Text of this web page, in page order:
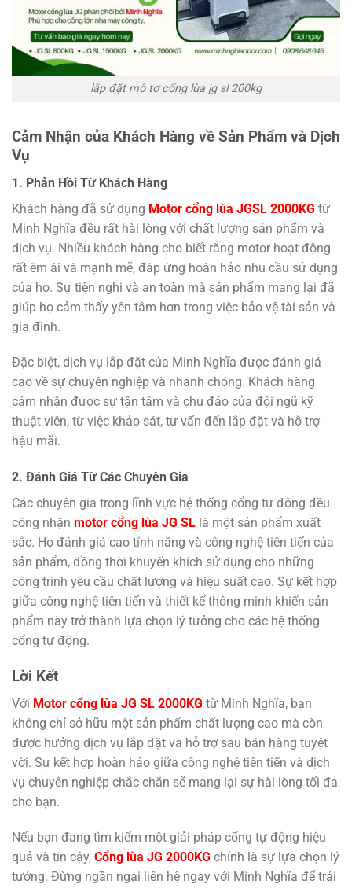
lắp đặt mô tơ cổng lùa jg sl 200kg
Cảm Nhận của Khách Hàng về Sản Phẩm và Dịch
Vụ
1. Phản Hồi Từ Khách Hàng
Khách hàng đã sử dụng Motor cổng lùa JGSL 2000KG từ
Minh Nghĩa đều rất hài lòng với chất lượng sản phẩm và
dịch vụ. Nhiều khách hàng cho biết rằng motor hoạt động
rất êm ái và mạnh mẽ, đáp ứng hoàn hảo nhu cầu sử dụng
của họ. Sự tiện nghi và an toàn mà sản phẩm mang lại đã
giúp họ cảm thấy yên tâm hơn trong việc bảo vệ tài sản và
gia đình.
Đặc biệt, dịch vụ lắp đặt của Minh Nghĩa được đánh giá
cao về sự chuyên nghiệp và nhanh chóng. Khách hàng
cảm nhận được sự tận tâm và chu đáo của đội ngũ kỹ
thuật viên, từ việc khảo sát, tư vấn đến lắp đặt và hỗ trợ
hậu mãi.
2. Đánh Giá Từ Các Chuyên Gia
Các chuyên gia trong lĩnh vực hệ thống cổng tự động đều
công nhận motor cổng lùa JG SL là một sản phẩm xuất
sắc. Họ đánh giá cao tính năng và công nghệ tiên tiến của
sản phẩm, đồng thời khuyến khích sử dụng cho những
công trình yêu cầu chất lượng và hiệu suất cao. Sự kết hợp
giữa công nghệ tiên tiến và thiết kế thông minh khiến sản
phẩm này trở thành lựa chọn lý tưởng cho các hệ thống
cổng tự động.
Lời Kết
Với Motor cổng lùa JG SL 2000KG từ Minh Nghĩa, bạn
không chỉ sở hữu một sản phẩm chất lượng cao mà còn
được hưởng dịch vụ lắp đặt và hỗ trợ sau bán hàng tuyệt
vời. Sự kết hợp hoàn hảo giữa công nghệ tiên tiến và dịch
vụ chuyên nghiệp chắc chắn sẽ mang lại sự hài lòng tối đa
cho bạn.
Nếu bạn đang tìm kiếm một giải pháp cổng tự động hiệu
quả và tin cậy, Cổng lùa JG 2000KG chính là sự lựa chọn lý
tưởng. Đừng ngần ngại liên hệ ngay với Minh Nghĩa để trải